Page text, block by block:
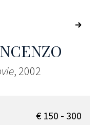
, 2002
€ 150 - 300